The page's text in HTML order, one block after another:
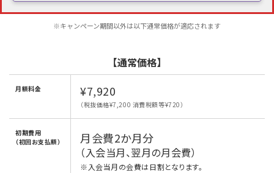
※キャンペーン期間以外は以下通常価格が適応されます
【通常価格】
月額料金 ¥7,920
（税抜価格¥7,200 消費税額等¥720）
初期費用
（初回お支払額）
月会費2か月分
（入会当月、翌月の月会費）
※入会当月の会費は日割となります。